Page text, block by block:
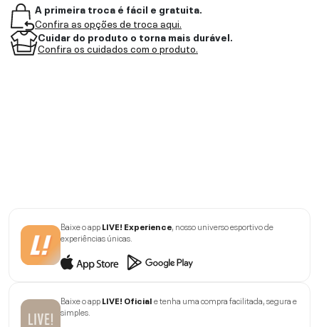
A primeira troca é fácil e gratuita.
Confira as opções de troca aqui.
Cuidar do produto o torna mais durável.
Confira os cuidados com o produto.
Baixe o appLIVE! Experience , nosso universo esportivo de
experiências únicas.
Baixe o appLIVE! Oficiale tenha uma compra facilitada, segura e
simples.